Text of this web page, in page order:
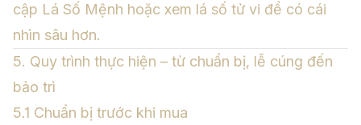
cập Lá Số Mệnh hoặc xem lá số tử vi để có cái
nhìn sâu hơn.
5. Quy trình thực hiện – từ chuẩn bị, lễ cúng đến
bảo trì
5.1 Chuẩn bị trước khi mua